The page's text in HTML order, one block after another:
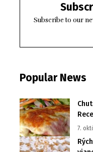
Subscribe to our
Popular News
7.